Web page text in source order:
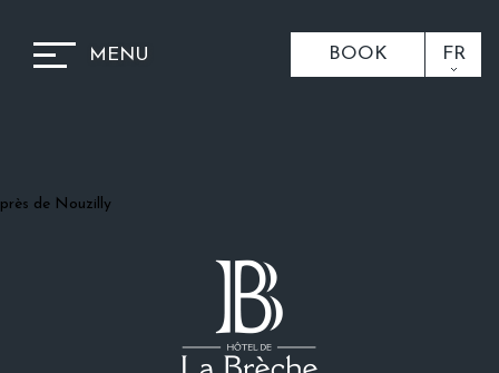
MENU BOOK FR
près de Nouzilly